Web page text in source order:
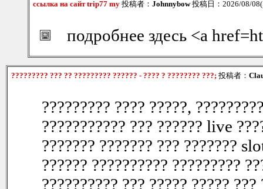
ссылка на сайт trip77 my 投稿者： Johnnybow投稿日：2026/08/
подробнее здесь <a
????????? ??? ?? ????????? ?????? - ???? ? ???????? ???;投稿者：
????????? ???? ?????,
??????????? ??? ?????? live
??????? ??????? ??? ???????
?????? ?????????? ?????????
?????????? ??? ????? ?????